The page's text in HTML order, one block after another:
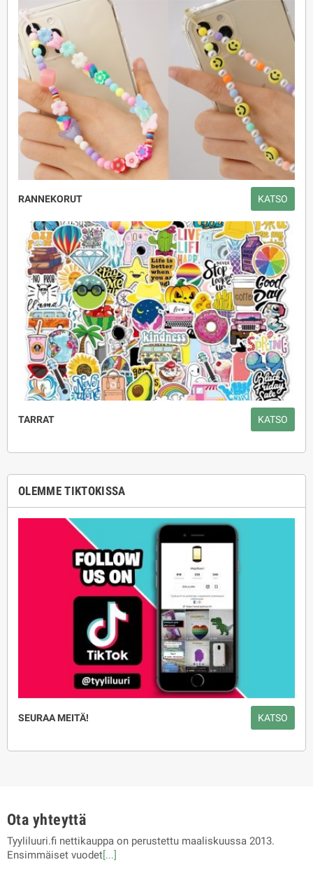
RANNEKORUT KATSO
TARRAT KATSO
OLEMME TIKTOKISSA
SEURAA MEITÄ! KATSO
Ota yhteyttä
Tyyliluuri.fi nettikauppa on perustettu maaliskuussa 2013.
Ensimmäiset vuodet [...]